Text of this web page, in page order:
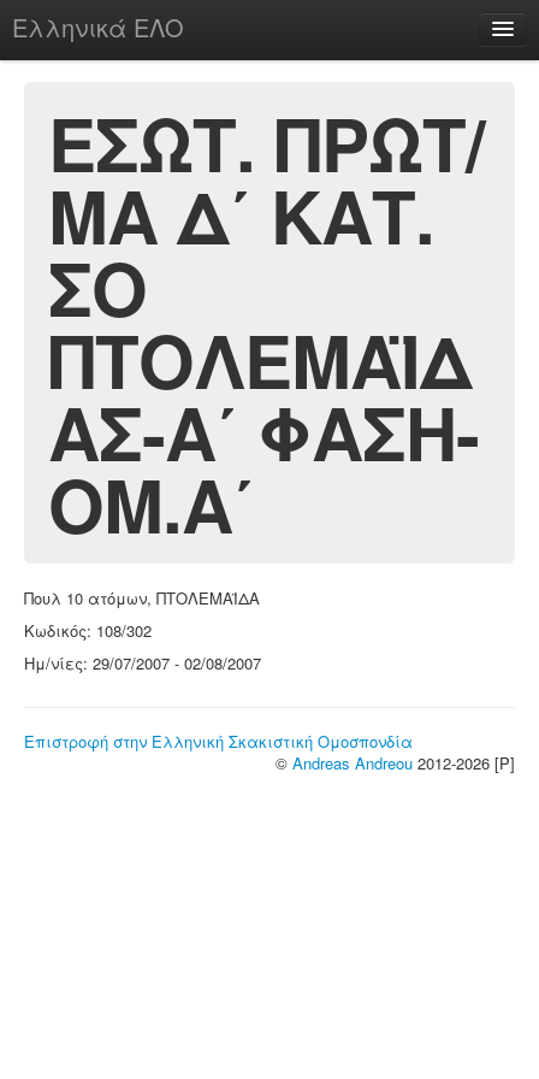
Ελληνικά ΕΛΟ
chesstu.be @ discord
Login
ΕΣΩΤ. ΠΡΩΤ/
ΜΑ Δ΄ ΚΑΤ.
ΣΟ
ΠΤΟΛΕΜΑΪΔ
ΑΣ-Α΄ ΦΑΣΗ-
ΟΜ.Α΄
Πουλ 10 ατόμων, ΠΤΟΛΕΜΑΪΔΑ
Κωδικός: 108/302
Ημ/νίες: 29/07/2007 - 02/08/2007
Επιστροφή στην Ελληνική Σκακιστική Ομοσπονδία
© Andreas Andreou 2012-2026 [P]